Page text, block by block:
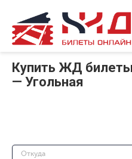
Купить ЖД
— Угольная
Откуда